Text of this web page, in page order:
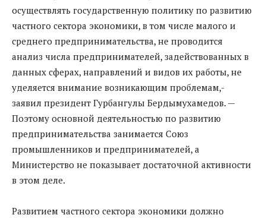
осуществлять государственную политику по развитию
частного сектора экономики, в том числе малого и
среднего предпринимательства, не проводится
анализ числа предпринимателей, задействованных в
данных сферах, направлений и видов их работы, не
уделяется внимание возникающим проблемам,-
заявил президент Гурбангулы Бердымухамедов. —
Поэтому основной деятельностью по развитию
предпринимательства занимается Союз
промышленников и предпринимателей, а
Министерство не показывает достаточной активности
в этом деле.
Развитием частного сектора экономики должно